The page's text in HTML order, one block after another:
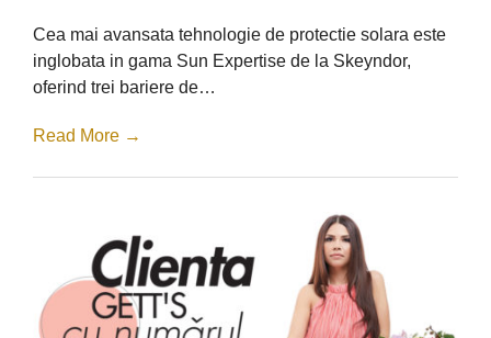
Cea mai avansata tehnologie de protectie solara este
inglobata in gama Sun Expertise de la Skeyndor,
oferind trei bariere de…
Read More →